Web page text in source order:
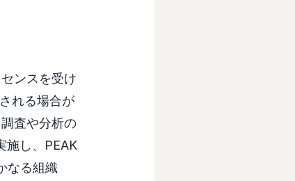
ンスを受け
れる場合が
査や分析の
施し、PEAK
なる組織